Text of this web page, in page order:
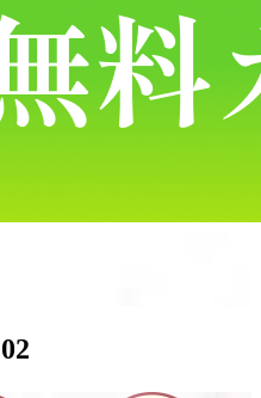
02